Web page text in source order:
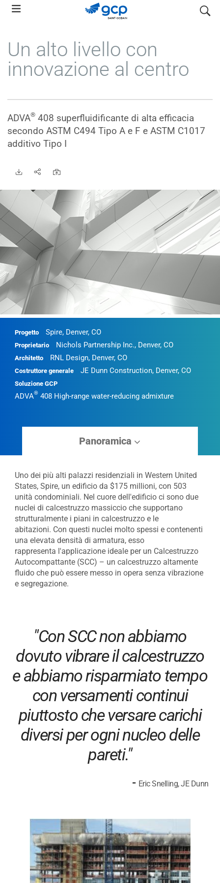
Skip
navigation
search
Un alto livello con
innovazione al centro
ADVA® 408 superfluidificante di alta efficacia
secondo ASTM C494 Tipo A e F e ASTM C1017
additivo Tipo I
Progetto Spire, Denver, CO
Proprietario Nichols Partnership Inc., Denver, CO
Architetto RNL Design, Denver, CO
Costruttore generale JE Dunn Construction, Denver, CO
Soluzione GCP
ADVA® 408 High-range water-reducing admixture
Panoramica
Uno dei più alti palazzi residenziali in Western United
States, Spire, un edificio da $175 millioni, con 503
unità condominiali. Nel cuore dell'edificio ci sono due
nuclei di calcestruzzo massiccio che supportano
strutturalmente i piani in calcestruzzo e le
abitazioni. Con questi nuclei molto spessi e contenenti
una elevata densità di armatura, esso
rappresenta l'applicazione ideale per un Calcestruzzo
Autocompattante (SCC) – un calcestruzzo altamente
fluido che può essere messo in opera senza vibrazione
e segregazione.
"Con SCC non abbiamo
dovuto vibrare il calcestruzzo
e abbiamo risparmiato tempo
con versamenti continui
piuttosto che versare carichi
diversi per ogni nucleo delle
pareti."
- Eric Snelling, JE Dunn